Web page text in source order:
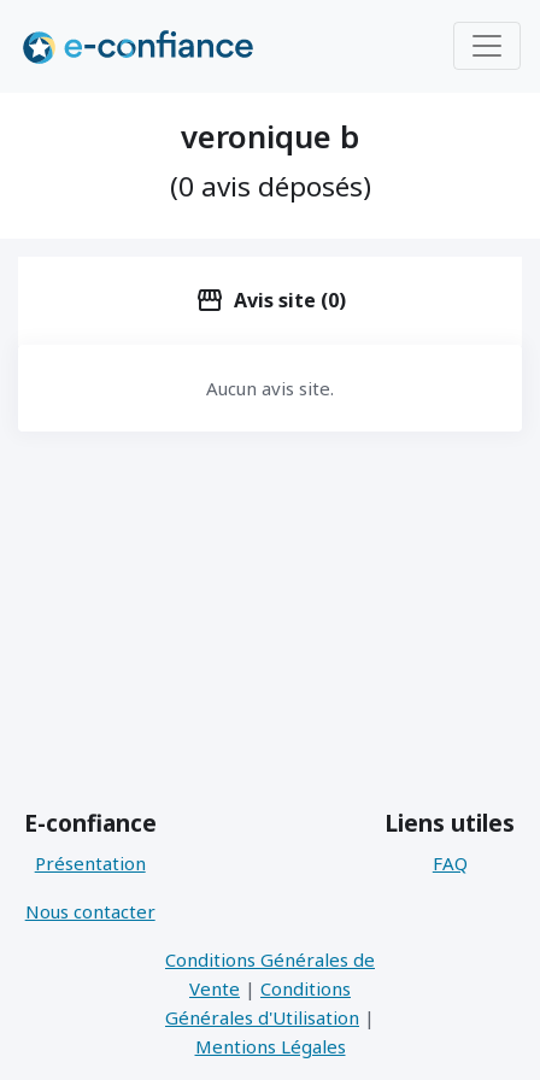
veronique b
(0 avis déposés)
storefront Avis site (0)
Aucun avis site.
E-confiance
Présentation
Nous contacter
Liens utiles
FAQ
Conditions Générales de
Vente | Conditions
Générales d'Utilisation |
Mentions Légales